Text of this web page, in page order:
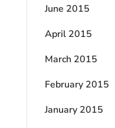
June 2015
April 2015
March 2015
February 2015
January 2015